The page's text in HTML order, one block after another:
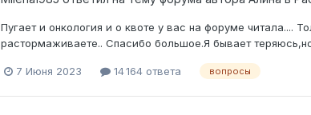
Пугает и онкология и о квоте у вас на форуме читала....
растормаживаете.. Спасибо большое.Я бывает
7 Июня 2023 14 164 ответа вопросы